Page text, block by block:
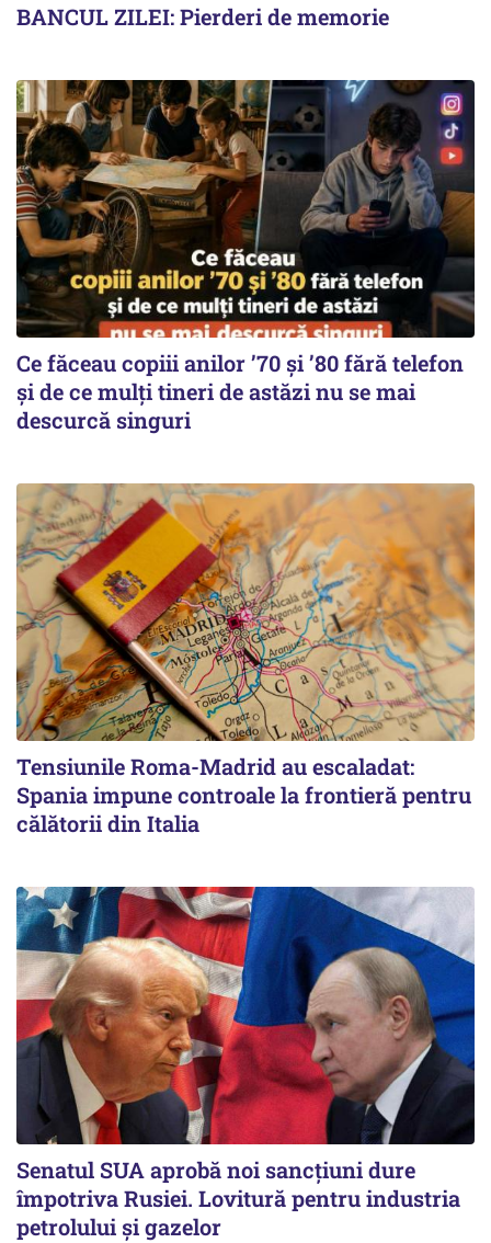
BANCUL ZILEI: Pierderi de memorie
Ce făceau copiii anilor ’70 și ’80 fără telefon
și de ce mulți tineri de astăzi nu se mai
descurcă singuri
Tensiunile Roma-Madrid au escaladat:
Spania impune controale la frontieră pentru
călătorii din Italia
Senatul SUA aprobă noi sancțiuni dure
împotriva Rusiei. Lovitură pentru industria
petrolului și gazelor